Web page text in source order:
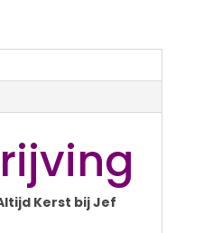
Kerst bij Jef